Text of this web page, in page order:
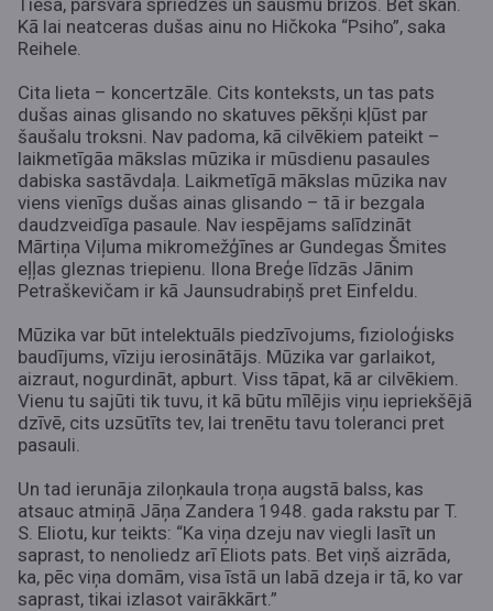
Tiesa, pārsvarā spriedzes un šausmu brīžos. Bet skan.
Kā lai neatceras dušas ainu no Hičkoka “Psiho”, saka
Reihele.
Cita lieta – koncertzāle. Cits konteksts, un tas pats
dušas ainas glisando no skatuves pēkšņi kļūst par
šaušalu troksni. Nav padoma, kā cilvēkiem pateikt –
laikmetīgāa mākslas mūzika ir mūsdienu pasaules
dabiska sastāvdaļa. Laikmetīgā mākslas mūzika nav
viens vienīgs dušas ainas glisando – tā ir bezgala
daudzveidīga pasaule. Nav iespējams salīdzināt
Mārtiņa Viļuma mikromežģīnes ar Gundegas Šmites
eļļas gleznas triepienu. Ilona Breģe līdzās Jānim
Petraškevičam ir kā Jaunsudrabiņš pret Einfeldu.
Mūzika var būt intelektuāls piedzīvojums, fizioloģisks
baudījums, vīziju ierosinātājs. Mūzika var garlaikot,
aizraut, nogurdināt, apburt. Viss tāpat, kā ar cilvēkiem.
Vienu tu sajūti tik tuvu, it kā būtu mīlējis viņu iepriekšējā
dzīvē, cits uzsūtīts tev, lai trenētu tavu toleranci pret
pasauli.
Un tad ierunāja ziloņkaula troņa augstā balss, kas
atsauc atmiņā Jāņa Zandera 1948. gada rakstu par T.
S. Eliotu, kur teikts: “Ka viņa dzeju nav viegli lasīt un
saprast, to nenoliedz arī Eliots pats. Bet viņš aizrāda,
ka, pēc viņa domām, visa īstā un labā dzeja ir tā, ko var
saprast, tikai izlasot vairākkārt.”